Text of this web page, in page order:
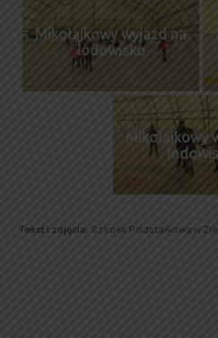
Mikołajkowy wyjazd na
lodowisko
Mikołajkowy
Tekst i zdjęcia: Szkoła Podstawowa w